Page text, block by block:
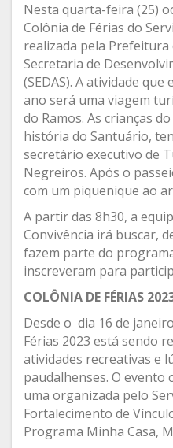
Nesta quarta-feira (25)
Colônia de Férias do
realizada pela
Secretaria de
(SEDAS). A atividade
ano será uma viagem
do Ramos. As crianças
história do Santuário,
secretário executivo de
Negreiros. Após o
com um piquenique ao
A partir das 8h30, a
Convivência irá buscar,
fazem parte do
inscreveram para
COLÔNIA DE FÉRIAS
Desde o dia 16 de
Férias 2023 está sendo
atividades recreativas e
paudalhenses. O evento
uma organizada pelo
Fortalecimento de
Programa Minha Casa,